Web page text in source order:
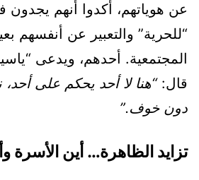
عن هوياتهم، أكدوا أنهم يجدون
“للحرية” والتعبير عن أنفسهم
المجتمعية. أحدهم، ويدعى
قال:“هنا لا أحد يحكم على
دون خوف.”
تزايد الظاهرة… أين الأسرة